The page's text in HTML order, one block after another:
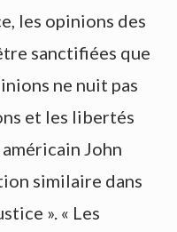
les opinions des
sanctifiées que
ne nuit pas
et les libertés
John
similaire dans
». « Les